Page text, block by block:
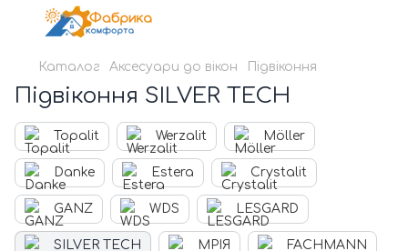
Каталог Аксесуари до вікон Підвіконня
Підвіконня SILVER TECH
Topalit Werzalit Möller
Danke Estera Crystalit
GANZ WDS LESGARD
SILVER TECH МРІЯ FACHMANN